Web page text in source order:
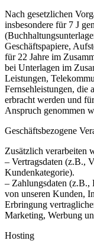
Nach gesetzlichen
insbesondere für 7 J
Geschäftspapiere,
für 22 Jahre im
bei Unterlagen im
Leistungen,
Fernsehleistungen, die
erbracht werden und
Anspruch genommen
Geschäftsbezogene
Zusätzlich verarbeiten
– Vertragsdaten (z.B.,
Kundenkategorie).
– Zahlungsdaten
von unseren Kunden,
Erbringung
Marketing, Werbung
Hosting